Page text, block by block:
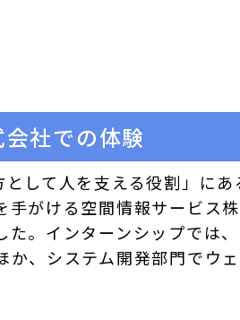
社での体験
して人を支える役割」にあ
手がける空間情報サービス
。インターンシップでは
か、システム開発部門でウ